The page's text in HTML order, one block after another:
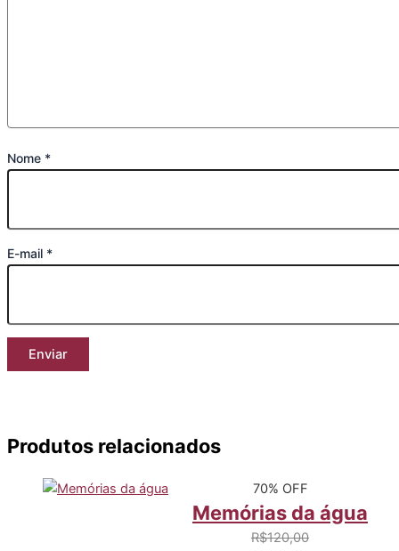
Nome *
E-mail *
Produtos relacionados
70% OFF
Memórias da água
R$120,00